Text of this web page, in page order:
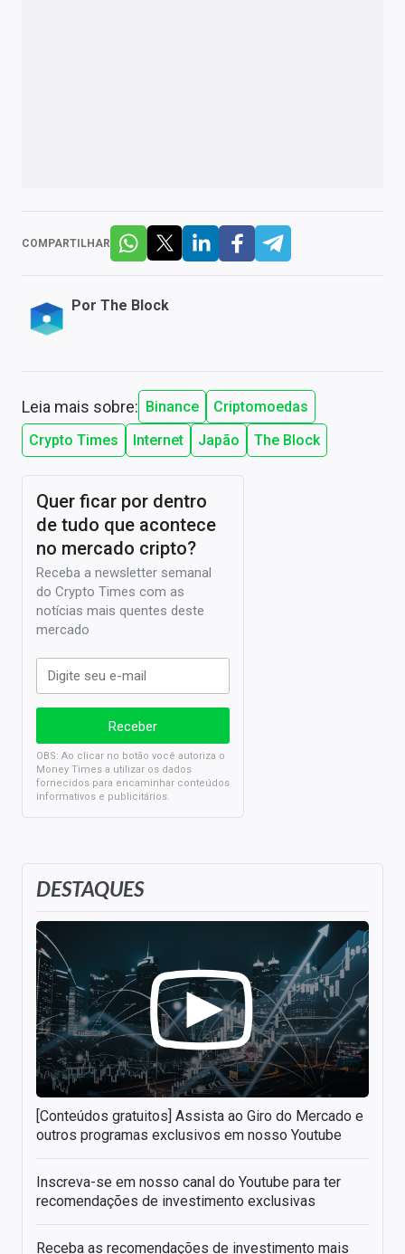
COMPARTILHAR
Por The Block
Leia mais sobre: Binance
Criptomoedas
Crypto Times
Internet Japão The Block
DESTAQUES
[Conteúdos gratuitos] Assista ao Giro do Mercado e
outros programas exclusivos em nosso Youtube
Inscreva-se em nosso canal do Youtube para ter
recomendações de investimento exclusivas
Receba as recomendações de investimento mais
Quer ficar por dentro
de tudo que acontece
no mercado cripto?
Receba a newsletter semanal
do Crypto Times com as
notícias mais quentes deste
mercado
OBS: Ao clicar no botão você autoriza o
Money Times a utilizar os dados
fornecidos para encaminhar conteúdos
informativos e publicitários.